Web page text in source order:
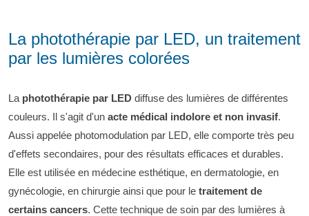
La photothérapie par LED, un traitement
par les lumières colorées
La photothérapie par LED diffuse des lumières de différentes
couleurs. Il s'agit d'un acte médical indolore et non invasif.
Aussi appelée photomodulation par LED, elle comporte très peu
d'effets secondaires, pour des résultats efficaces et durables.
Elle est utilisée en médecine esthétique, en dermatologie, en
gynécologie, en chirurgie ainsi que pour le traitement de
certains cancers. Cette technique de soin par des lumières à